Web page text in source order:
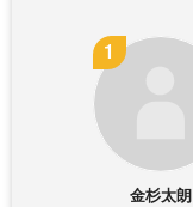
金杉太朗